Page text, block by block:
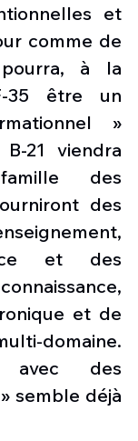
et
comme de
à la
35 être un
»
21 viendra
des
des
et des
et de
domaine.
avec des
semble déjà